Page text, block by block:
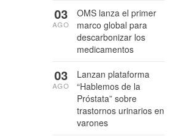
OMS lanza el primer
marco global para
descarbonizar los
medicamentos
03
AGO
Lanzan plataforma
“Hablemos de la
Próstata” sobre
trastornos urinarios en
varones
03
AGO